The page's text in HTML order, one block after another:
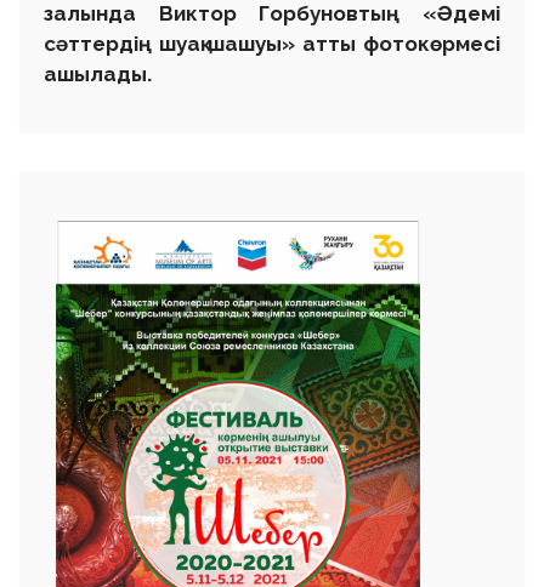
залында Виктор Горбуновтың «Әдемі
сәттердің шуақ шашуы» атты фотокөрмесі
ашылады.